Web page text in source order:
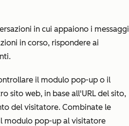
in cui appaiono i messaggi
in corso, rispondere ai
il modulo pop-up o il
sito web, in base all'URL del sito,
del visitatore. Combinate le
modulo pop-up al visitatore